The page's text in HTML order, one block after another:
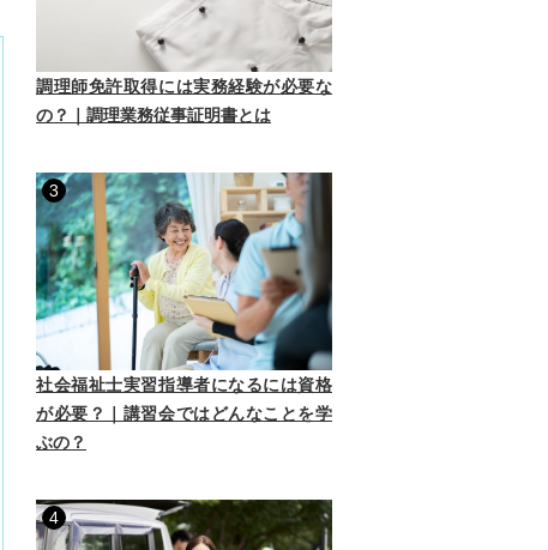
調理師免許取得には実務経験が必要な
の？｜調理業務従事証明書とは
3
社会福祉士実習指導者になるには資格
が必要？｜講習会ではどんなことを学
ぶの？
4